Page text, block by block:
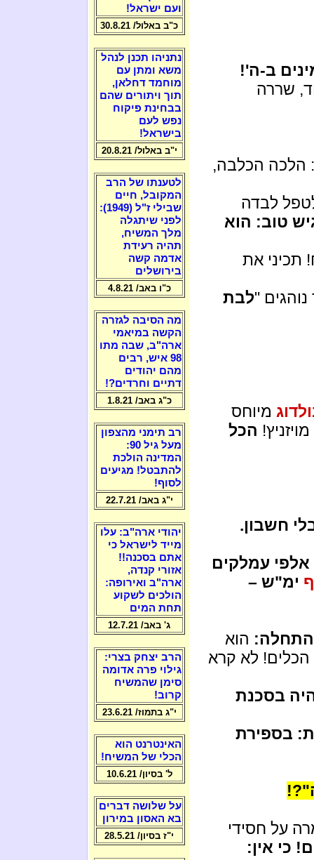
ב-ה'!
שררה
הלכה הכלבה,
לבדה
טוב: הוא
תכיני את
"לבת
מיוחס
הכל
חשבון.
עמלקים
ימ"ש –
הוא
לא קרא
בסכנת
בספירת
על חסידי
כי אין:
ועם ישראל!
כ"ב באלול/ 30.8.21
נתניהו תכנן לנהל
משא ומתן עם
מוחמד דחלאן,
תוך ויתורים שהם
בבחינת פיקוח
נפש לעם
בישראל!
י"ב באלול/ 20.8.21
לטענתו של הרב
המקובל, חיים
שבילי ז"ל (1949):
לפני שיתגלה
מלך המשיח,
תהיה רעידת
אדמה קשה
בירושלים
כ"ו באב/ 4.8.21
מה הסיבה לגזרה
הקשה במיאמי
ארה"ב, שבה מתו
98 איש, רבים
מהם יהודים
דתיים וחרדים?!
כ"ג באב/ 1.8.21
רב תימני מהצפון
מעל גיל 90:
המדינה הולכת
להתבטל! מגיעים
לסוף!
י"ג באב/ 22.7.21
יהודי ארה"ב: עלו
מייד לישראל כי
אתם בסכנה!!
אזורי קנדה,
ארה"ב ואירופה:
הולכים לשקוע
תחת המים
ג' באב/ 12.7.21
הרב יצחק בצרי:
גילוי פרה אדומה
סימן שהמשיח
קרוב!
י"ג בתמוז/ 23.6.21
האינטרנט הוא
הכלי של המשיח!
ל' בסיון/ 10.6.21
על שלושה דברים
בא האסון במירון
י"ז בסיון/ 28.5.21